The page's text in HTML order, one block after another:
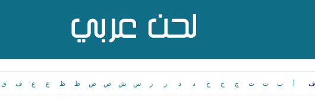
أ ب ت ث ج ح خ د ذ ر ز س ش ص ض ط ظ ع غ ف ق